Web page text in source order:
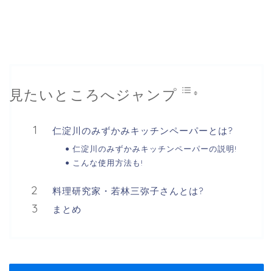
見たいところへジャンプ
仁淀川のみずかみキッチンペーパーとは?
仁淀川のみずかみキッチンペーパーの説明!
こんな使用方法も!
料理研究家・若林三弥子さんとは?
まとめ